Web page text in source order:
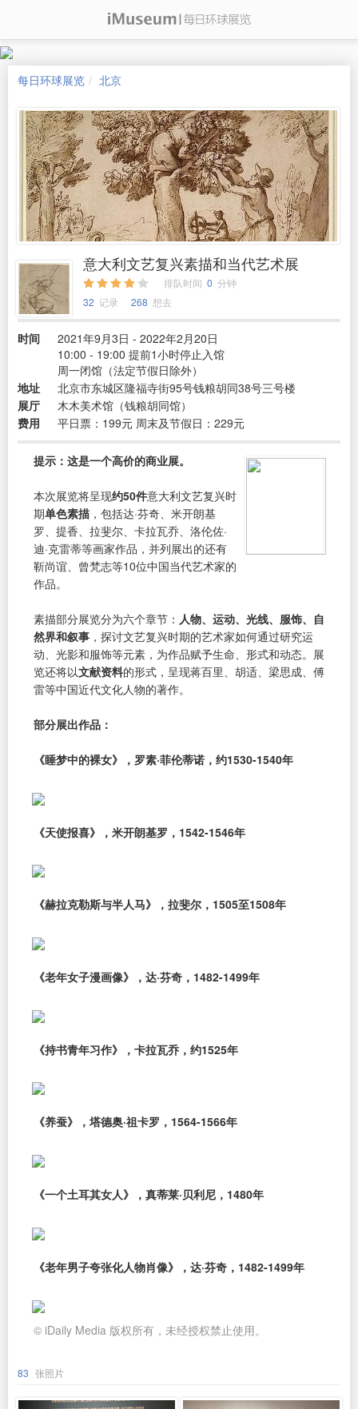
每日环球展览 北京
意大利文艺复兴素描和当代艺术展
排队时间 0 分钟
32 记录 268 想去
时间
2021年9月3日 - 2022年2月20日
10:00 - 19:00 提前1小时停止入馆
周一闭馆（法定节假日除外）
地址
北京市东城区隆福寺街95号钱粮胡同38号三号楼
展厅
木木美术馆（钱粮胡同馆）
费用
平日票：199元 周末及节假日：229元
提示：这是一个高价的商业展。
本次展览将呈现约50件意大利文艺复兴时
期单色素描 ，包括达·芬奇、米开朗基
罗、提香、拉斐尔、卡拉瓦乔、洛伦佐·
迪·克雷蒂等画家作品，并列展出的还有
靳尚谊、曾梵志等10位中国当代艺术家的
作品。
素描部分展览分为六个章节： 人物、运动、光线、服饰、自
然界和叙事 ，探讨文艺复兴时期的艺术家如何通过研究运
动、光影和服饰等元素，为作品赋予生命、形式和动态。展
览还将以文献资料的形式，呈现蒋百里、胡适、梁思成、傅
雷等中国近代文化人物的著作。
部分展出作品：
《睡梦中的裸女》，罗素·菲伦蒂诺，约1530-1540年
《天使报喜》，米开朗基罗，1542-1546年
《赫拉克勒斯与半人马》，拉斐尔，1505至1508年
《老年女子漫画像》，达·芬奇，1482-1499年
《持书青年习作》，卡拉瓦乔，约1525年
《养蚕》，塔德奥·祖卡罗，1564-1566年
《一个土耳其女人》，真蒂莱·贝利尼，1480年
《老年男子夸张化人物肖像》，达·芬奇，1482-1499年
© iDaily Media 版权所有，未经授权禁止使用。
83 张照片